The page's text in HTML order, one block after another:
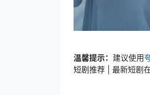
温馨提示： 建议使用
短剧推荐 | 最新短剧